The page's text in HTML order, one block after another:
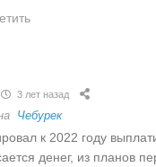
3 лет назад
Чебурек
к 2022 году
денег, из планов